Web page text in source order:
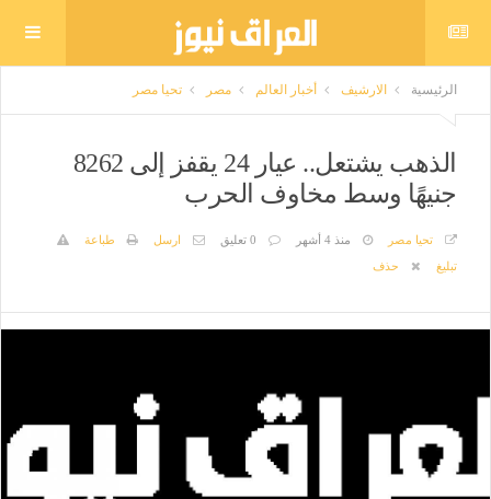
الرئيسية الارشيف أخبار العالم مصر تحيا مصر
الذهب يشتعل.. عيار 24 يقفز إلى 8262
جنيهًا وسط مخاوف الحرب
تحيا مصر منذ 4 أشهر 0 تعليق ارسل
طباعة
تبليغ
حذف